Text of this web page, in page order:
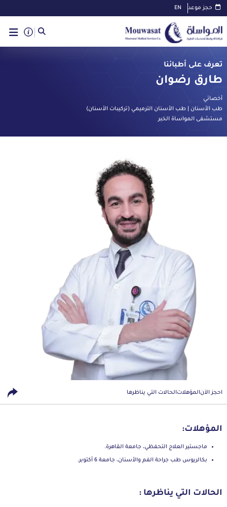
حجز موعد EN
تعرف على أطبائنا
طارق رضوان
أخصائي
طب الأسنان | طب الأسنان الترميمي (تركيبات الأسنان)
مستشفى المواساة الخبر
احجز الآنالمؤهلاتالحالات التي يناظرها
المؤهلات:
ماجستير العلاج التحفظي، جامعة القاهرة.
بكالريوس طب جراحة الفم والأسنان، جامعة 6 أكتوبر.
الحالات التي يناظرها :